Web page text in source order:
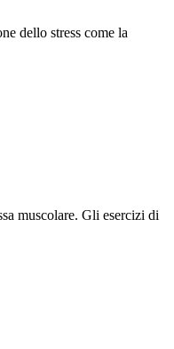
dello stress come la
muscolare. Gli esercizi di